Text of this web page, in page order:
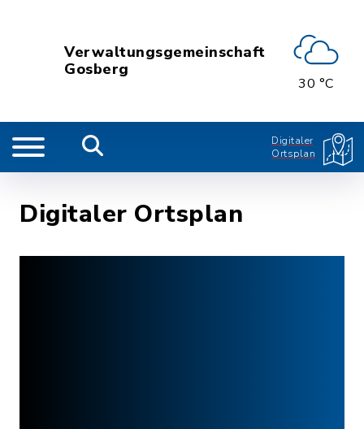
Verwaltungsgemeinschaft
Gosberg
30 °C
Digitaler
Ortsplan
Digitaler Ortsplan